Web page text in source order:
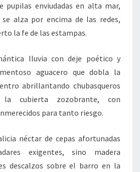
pupilas enviudadas en alta mar,
alza por encima de las redes,
la fe de las estampas.
lluvia con deje poético y
aguacero que dobla la
abrillantando chubasqueros
la cubierta zozobrante, con
para tanto riesgo.
néctar de cepas afortunadas
exigentes, sino madera
descalzos sobre el barro en la